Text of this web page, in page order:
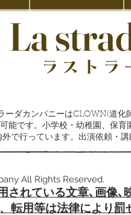
La
ラスト
ダカンパニーはCLOWN(道
能です。小学校・幼稚園、保
で行っています。出演依頼・
All Rights Reserved.
されている文章､ 画像､
転用等は法律により罰